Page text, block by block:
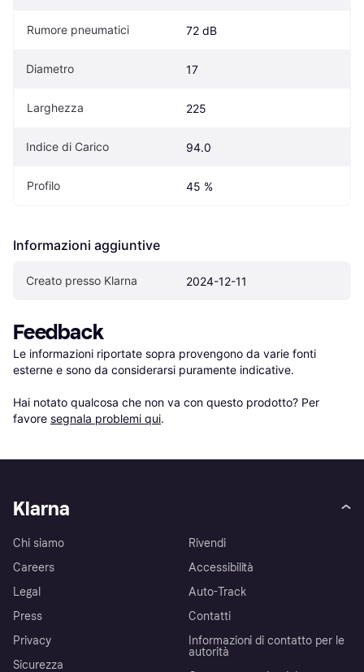
Rumore pneumatici 72 dB
Diametro 17
Larghezza 225
Indice di Carico 94.0
Profilo 45 %
Informazioni aggiuntive
Creato presso Klarna 2024-12-11
Feedback
Le informazioni riportate sopra provengono da varie fonti
esterne e sono da considerarsi puramente indicative.
Hai notato qualcosa che non va con questo prodotto? Per
favore segnala problemi qui.
Klarna
Chi siamo
Careers
Legal
Press
Privacy
Sicurezza
Rivendi
Accessibilità
Auto-Track
Contatti
Informazioni di contatto per le
autorità